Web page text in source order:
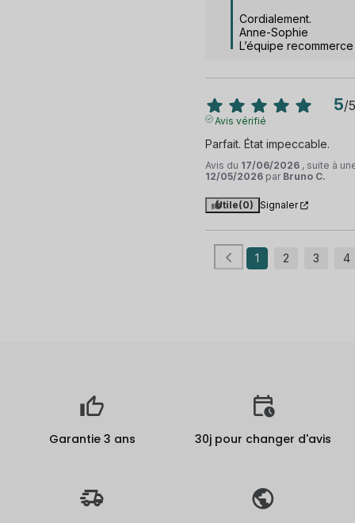
Cordialement.
Anne-Sophie
L’équipe recommerce
5/5
Avis vérifié
Parfait. État impeccable.
Avis du 17/06/2026 , suite à
12/05/2026 par Bruno C.
Utile(0) Signaler
1 2 3 4
Garantie 3 ans 30j pour changer d'avis